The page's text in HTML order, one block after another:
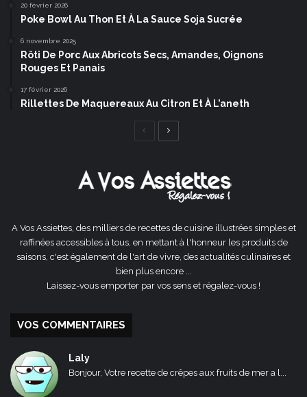
20 février 2026
Poke Bowl Au Thon Et À La Sauce Soja Sucrée
6 novembre 2025
Rôti De Porc Aux Abricots Secs, Amandes, Oignons
Rouges Et Panais
17 février 2026
Rillettes De Maquereaux Au Citron Et À L’aneth
Page
A Vos Assiettes, des milliers de recettes de cuisine illustrées simples et
raffinées accessibles à tous, en mettant à l'honneur les produits de
saisons, c'est également de l'art de vivre, des actualités culinaires et
bien plus encore ...
Laissez-vous emporter par vos sens et régalez-vous !
VOS COMMENTAIRES
Laly
Bonjour, Votre recette de crêpes aux fruits de mer a l...